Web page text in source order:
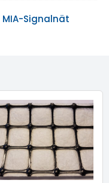
MIA-Signalnät